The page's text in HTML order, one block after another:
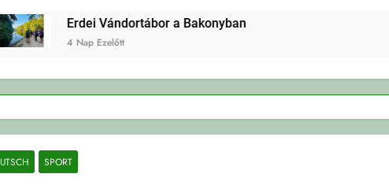
Erdei Vándortábor a Bakonyban
4 Nap Ezelőtt
SPORT